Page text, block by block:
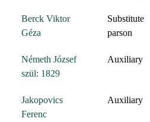
Berck Viktor
Géza
Substitute
parson
Németh József
szül: 1829
Auxiliary
Jakopovics
Ferenc
Auxiliary